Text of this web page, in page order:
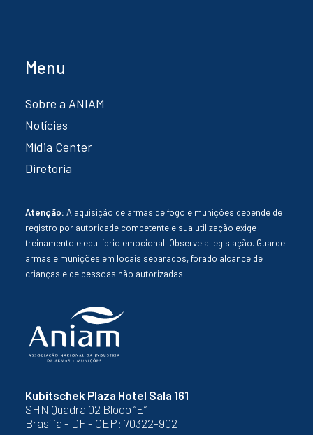
Kubitschek Plaza Hotel Sala 161
SHN Quadra 02 Bloco “E”
Brasília - DF - CEP: 70322-902
Menu
Sobre a ANIAM
Notícias
Mídia Center
Diretoria
Atenção: A aquisição de armas de fogo e munições depende de
registro por autoridade competente e sua utilização exige
treinamento e equilíbrio emocional. Observe a legislação. Guarde
armas e munições em locais separados, forado alcance de
crianças e de pessoas não autorizadas.